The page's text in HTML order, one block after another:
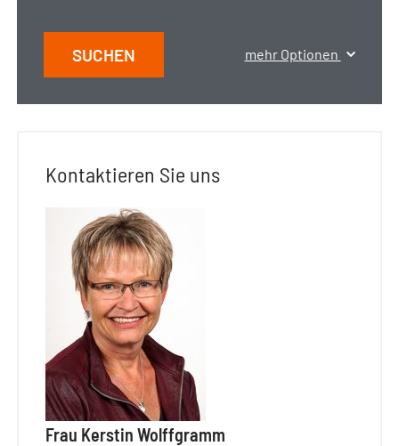
SUCHEN mehr Optionen
Kontaktieren Sie uns
Frau Kerstin Wolffgramm